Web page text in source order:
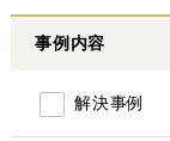
事例内容
解決事例